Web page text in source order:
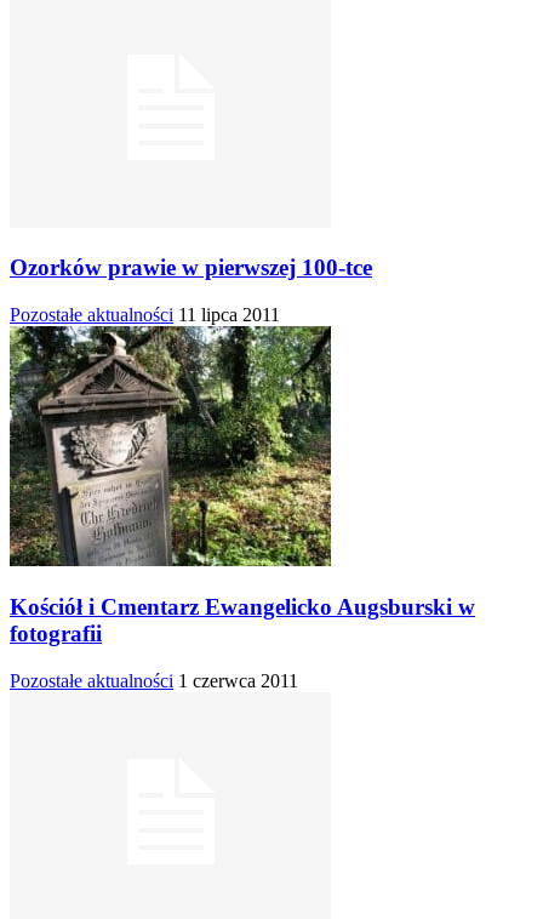
Ozorków prawie w pierwszej 100-tce
Pozostałe aktualności 11 lipca 2011
Kościół i Cmentarz Ewangelicko Augsburski w
fotografii
Pozostałe aktualności 1 czerwca 2011